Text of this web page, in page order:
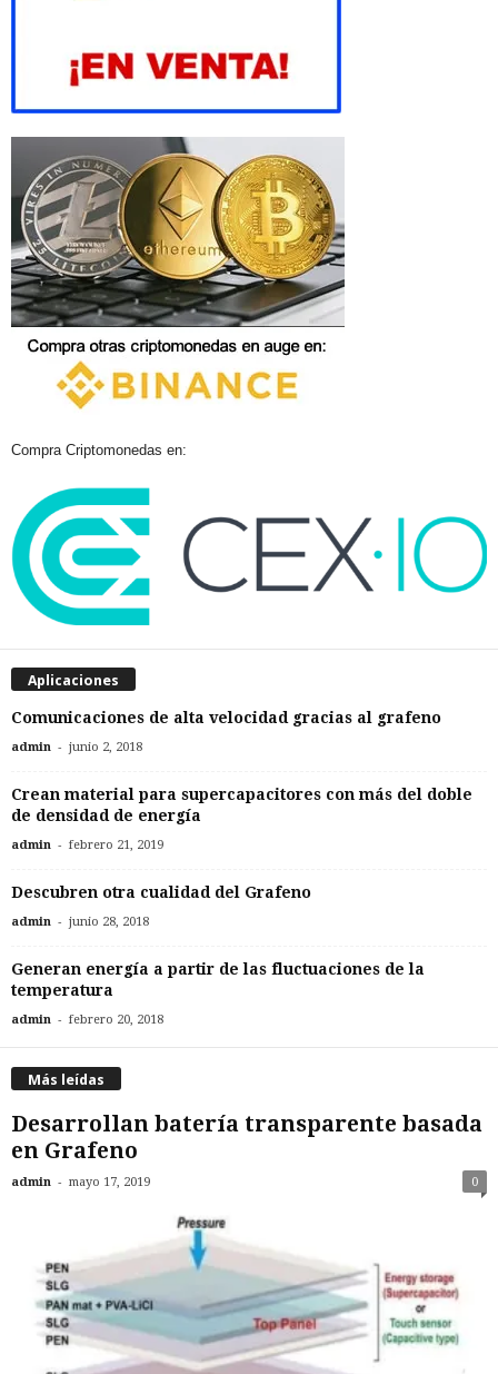
Compra Criptomonedas en:
Aplicaciones
Comunicaciones de alta velocidad gracias al grafeno
admin - junio 2, 2018
Crean material para supercapacitores con más del doble
de densidad de energía
admin - febrero 21, 2019
Descubren otra cualidad del Grafeno
admin - junio 28, 2018
Generan energía a partir de las fluctuaciones de la
temperatura
admin - febrero 20, 2018
Más leídas
Desarrollan batería transparente basada
en Grafeno
admin - mayo 17, 2019 0